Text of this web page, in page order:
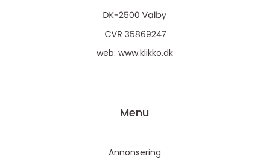
web: www.klikko.dk
Menu
Annonsering